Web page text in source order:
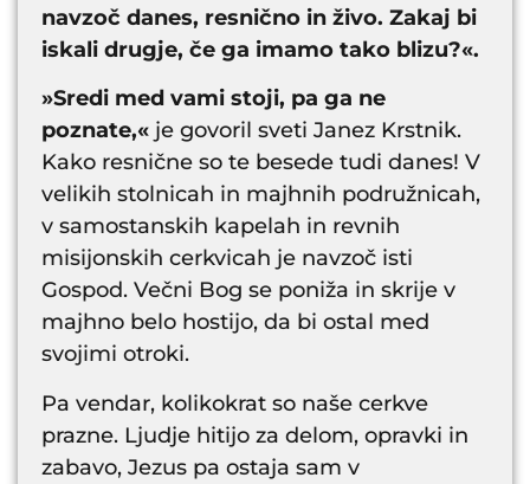
navzoč danes, resnično in živo. Zakaj bi
iskali drugje, če ga imamo tako blizu?«.
»Sredi med vami stoji, pa ga ne
poznate,« je govoril sveti Janez Krstnik.
Kako resnične so te besede tudi danes! V
velikih stolnicah in majhnih podružnicah,
v samostanskih kapelah in revnih
misijonskih cerkvicah je navzoč isti
Gospod. Večni Bog se poniža in skrije v
majhno belo hostijo, da bi ostal med
svojimi otroki.
Pa vendar, kolikokrat so naše cerkve
prazne. Ljudje hitijo za delom, opravki in
zabavo, Jezus pa ostaja sam v